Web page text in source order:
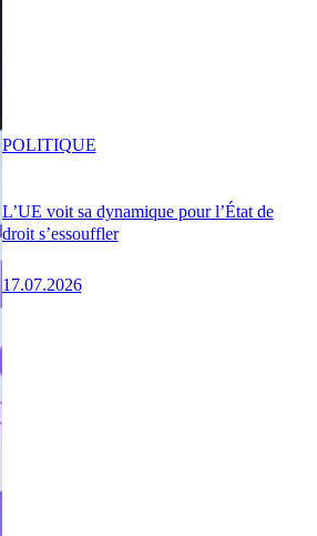
L’UE voit sa dynamique pour l’État de
droit s’essouffler
17.07.2026
POLITIQUE